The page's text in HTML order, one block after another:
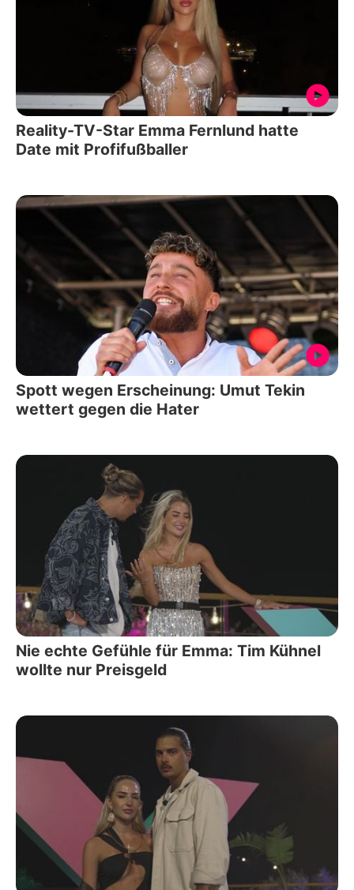
Reality-TV-Star Emma Fernlund hatte
Date mit Profifußballer
Spott wegen Erscheinung: Umut Tekin
wettert gegen die Hater
Nie echte Gefühle für Emma: Tim Kühnel
wollte nur Preisgeld